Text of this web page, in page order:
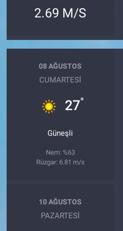
2.69 M/S
08 AĞUSTOS
CUMARTESI
27°
Güneşli
Nem: %63
Rüzgar: 6.81 m/s
10 AĞUSTOS
PAZARTESI